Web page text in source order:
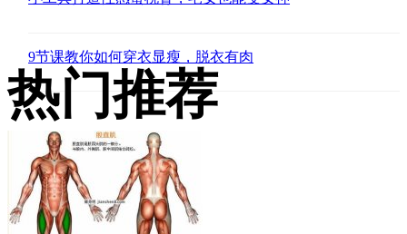
9节课教你如何穿衣显瘦，脱衣有肉
热门推荐